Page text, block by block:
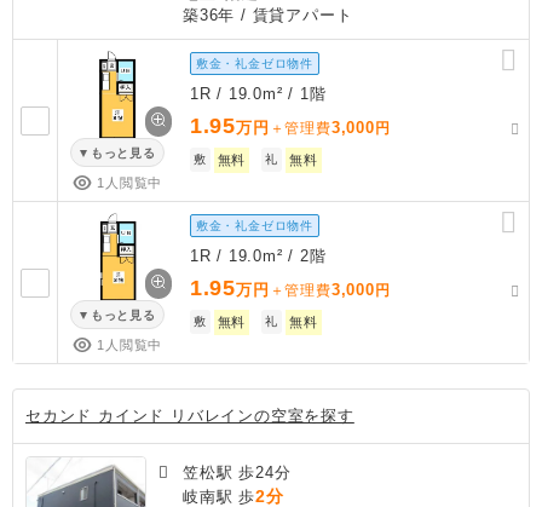
築36年 / 賃貸アパート
もっと見る
1人閲覧中
敷金・礼金ゼロ物件
1R / 19.0m² / 1階
1.95万円 ＋管理費3,000 円
敷 無料 礼 無料
もっと見る
1人閲覧中
敷金・礼金ゼロ物件
1R / 19.0m² / 2階
1.95万円 ＋管理費3,000 円
敷 無料 礼 無料
セカンド カインド リバレインの空室を探す
笠松駅 歩24分
岐南駅 歩2分